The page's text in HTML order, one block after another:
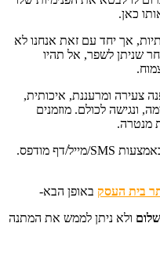
כאן.
אך יחד עם זאת אנחנו לא
שניתן לשפר, אל תהיו
צעירה ומרעננת, איכותית,
ונגישה לכולם. מוזמנים
מנטרה.
למימוש יש להציג את קוד ה-Gift Card באמצעות SMS/מייל/דף מודפס.
בית העסק באופן הבא-
ולא ניתן לממש את המתנה